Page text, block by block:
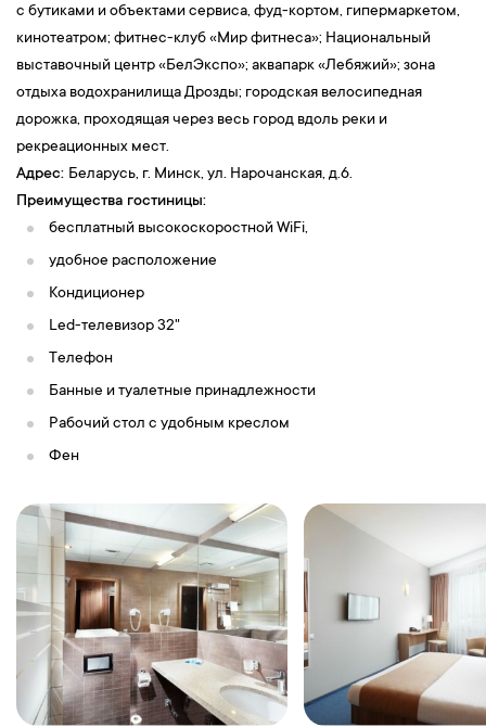
с бутиками и объектами сервиса, фуд-кортом, гипермаркетом,
кинотеатром; фитнес-клуб «Мир фитнеса»; Национальный
выставочный центр «БелЭкспо»; аквапарк «Лебяжий»; зона
отдыха водохранилища Дрозды; городская велосипедная
дорожка, проходящая через весь город вдоль реки и
рекреационных мест.
Адрес: Беларусь, г. Минск, ул. Нарочанская, д.6.
Преимущества гостиницы:
бесплатный высокоскоростной WiFi,
удобное расположение
Кондиционер
Led-телевизор 32"
Телефон
Банные и туалетные принадлежности
Рабочий стол с удобным креслом
Фен